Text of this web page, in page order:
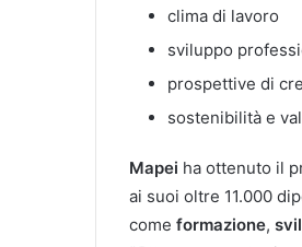
clima di lavoro
sviluppo
prospettive di
sostenibilità e
Mapei ha ottenuto il
ai suoi oltre 11.000
come formazione,